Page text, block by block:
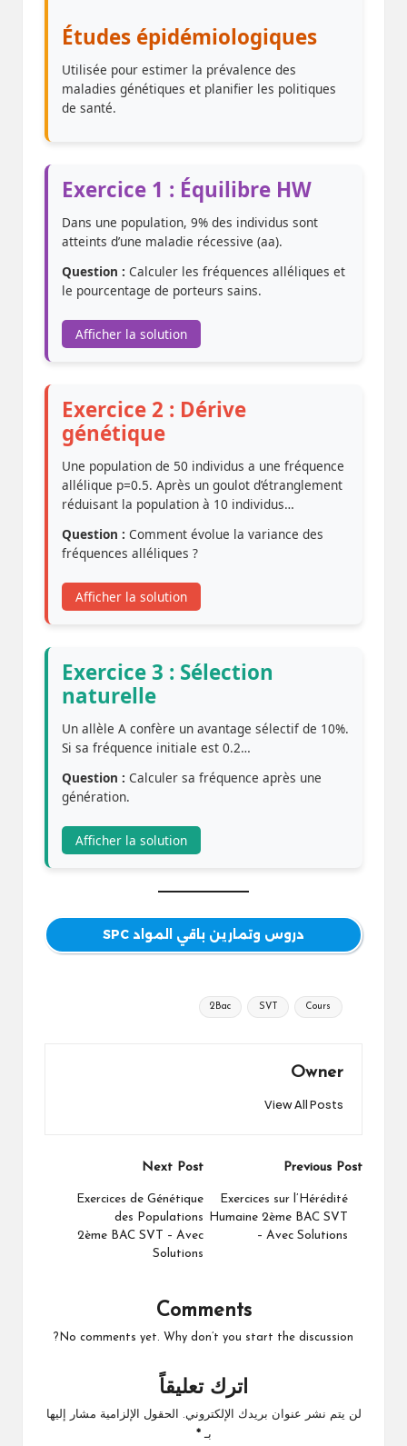
Études épidémiologiques
Utilisée pour estimer la prévalence des
maladies génétiques et planifier les politiques
de santé.
Exercice 1 : Équilibre HW
Dans une population, 9% des individus sont
atteints d’une maladie récessive (aa).
Question : Calculer les fréquences alléliques et
le pourcentage de porteurs sains.
Afficher la solution
Exercice 2 : Dérive
génétique
Une population de 50 individus a une fréquence
allélique p=0.5. Après un goulot d’étranglement
réduisant la population à 10 individus…
Question : Comment évolue la variance des
fréquences alléliques ?
Afficher la solution
Exercice 3 : Sélection
naturelle
Un allèle A confère un avantage sélectif de 10%.
Si sa fréquence initiale est 0.2…
Question : Calculer sa fréquence après une
génération.
Afficher la solution
دروس وتمارين باقي المواد SPC
Tags:
2Bac SVT Cours
Owner
View All Posts
Post
navigation
Previous Post
Exercices sur l’Hérédité
Humaine 2ème BAC SVT
– Avec Solutions
Next Post
Exercices de Génétique
des Populations
2ème BAC SVT – Avec
Solutions
Comments
No comments yet. Why don’t you start the discussion?
اترك تعليقاً
لن يتم نشر عنوان بريدك الإلكتروني.
الحقول الإلزامية مشار إليها
بـ*